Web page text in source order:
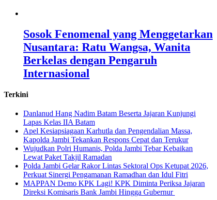
Sosok Fenomenal yang Menggetarkan
Nusantara: Ratu Wangsa, Wanita
Berkelas dengan Pengaruh
Internasional
Terkini
Danlanud Hang Nadim Batam Beserta Jajaran Kunjungi
Lapas Kelas IIA Batam
Apel Kesiapsiagaan Karhutla dan Pengendalian Massa,
Kapolda Jambi Tekankan Respons Cepat dan Terukur
Wujudkan Polri Humanis, Polda Jambi Tebar Kebaikan
Lewat Paket Takjil Ramadan
Polda Jambi Gelar Rakor Lintas Sektoral Ops Ketupat 2026,
Perkuat Sinergi Pengamanan Ramadhan dan Idul Fitri
‎MAPPAN Demo KPK Lagi! KPK Diminta Periksa Jajaran
Direksi Komisaris Bank Jambi Hingga Gubernur ‎